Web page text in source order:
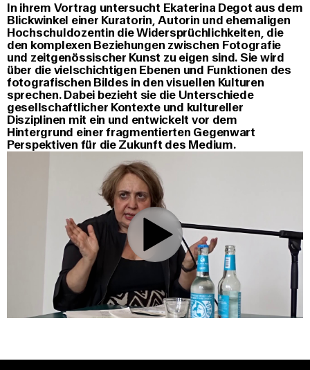
0:00/44:05
In ihrem Vortrag untersucht Ekaterina Degot aus dem
Blickwinkel einer Kuratorin, Autorin und ehemaligen
Hochschuldozentin die Widersprüchlichkeiten, die
den komplexen Beziehungen zwischen Fotografie
und zeitgenössischer Kunst zu eigen sind. Sie wird
über die vielschichtigen Ebenen und Funktionen des
fotografischen Bildes in den visuellen Kulturen
sprechen. Dabei bezieht sie die Unterschiede
gesellschaftlicher Kontexte und kultureller
Disziplinen mit ein und entwickelt vor dem
Hintergrund einer fragmentierten Gegenwart
Perspektiven für die Zukunft des Medium.